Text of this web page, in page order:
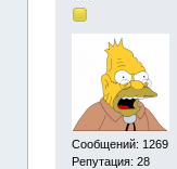
Сообщений: 1269
Репутация: 28